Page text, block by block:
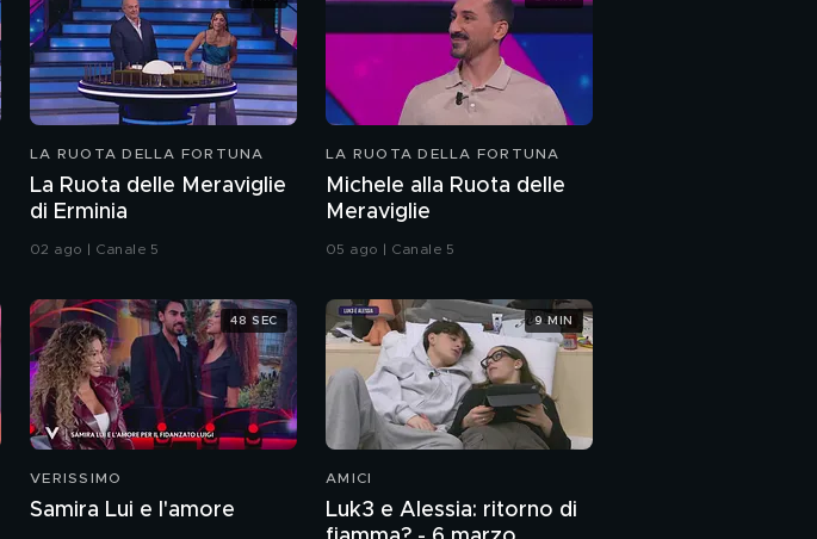
LA RUOTA DELLA FORTUNA
La Ruota delle Meraviglie
di Erminia
02 ago | Canale 5
LA RUOTA DELLA FORTUNA
Michele alla Ruota delle
Meraviglie
05 ago | Canale 5
VERISSIMO
Samira Lui e l'amore
48 SEC
AMICI
Luk3 e Alessia: ritorno di
9 MIN